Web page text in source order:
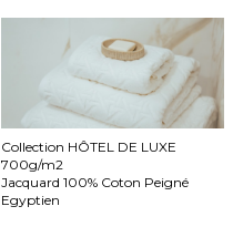
Collection HÔTEL DE LUXE
700g/m2
Jacquard 100% Coton Peigné
Egyptien